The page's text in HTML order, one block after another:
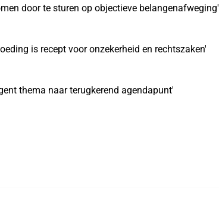
door te sturen op objectieve belangenafweging'
is recept voor onzekerheid en rechtszaken'
thema naar terugkerend agendapunt'